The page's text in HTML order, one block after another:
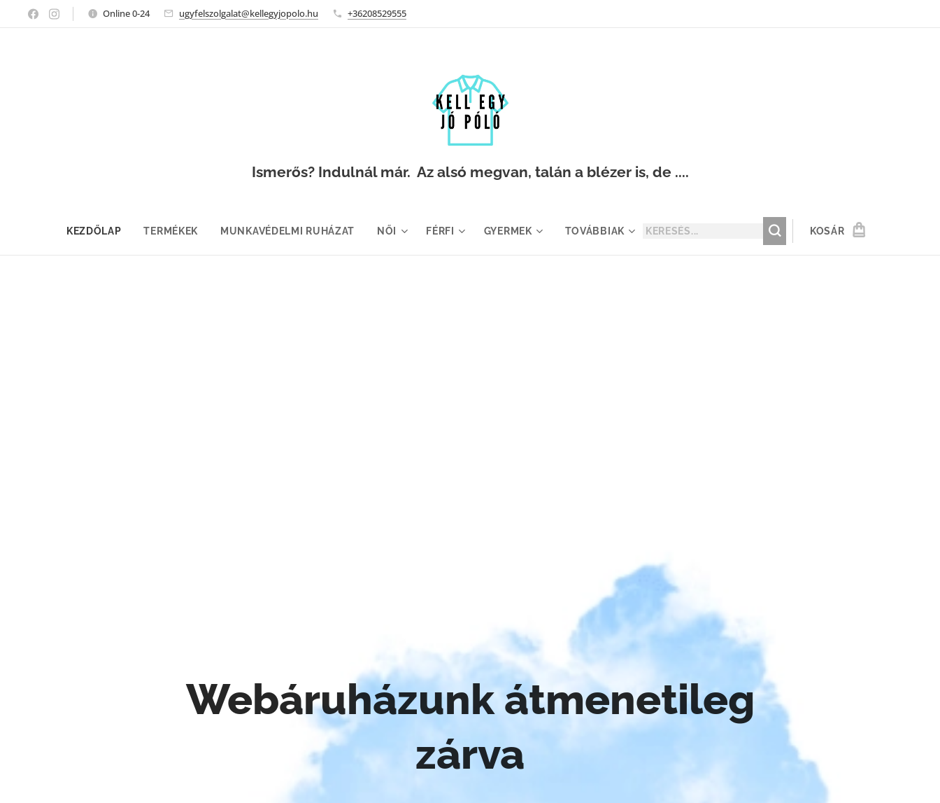
Online 0-24 ugyfelszolgalat@kellegyjopolo.hu +36208529555
Ismerős? Indulnál már. Az alsó megvan, talán a blézer is, de ....
KEZDŐLAP TERMÉKEK MUNKAVÉDELMI RUHÁZAT NŐI FÉRFI GYERMEK TOVÁBBIAK KOSÁR
Webáruházunk átmenetileg
zárva